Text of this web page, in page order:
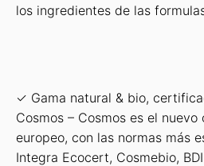
los ingredientes de las
✓ Gama natural & bio,
Cosmos – Cosmos es el
europeo, con las normas más
Integra Ecocert, Cosmebio,